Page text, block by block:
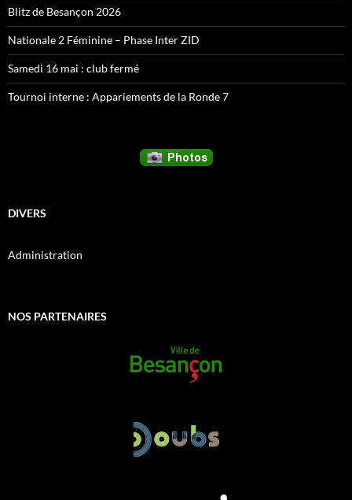
Blitz de Besançon 2026
Nationale 2 Féminine – Phase Inter ZID
Samedi 16 mai : club fermé
Tournoi interne : Appariements de la Ronde 7
DIVERS
Administration
NOS PARTENAIRES